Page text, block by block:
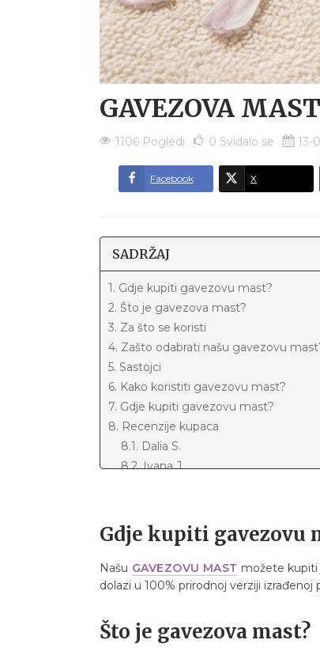
GAVEZOVA MAST
1106 Pogledi 0 Sviđalo se 13-
Facebook X
SADRŽAJ
1. Gdje kupiti gavezovu mast?
2. Što je gavezova mast?
3. Za što se koristi
4. Zašto odabrati našu gavezovu
5. Sastojci
6. Kako koristiti gavezovu mast?
7. Gdje kupiti gavezovu mast?
8. Recenzije kupaca
8.1. Dalia S.
8.2. Ivana J.
8.5. Ozren P.
8.6. Vedran B.
9. FAQ – Česta pitanja
9.1. Koliko košta gavezova mast?
9.3. Rok trajanja?
9.4. Je li sigurna za djecu?
Gdje kupiti gavezovu
Našu GAVEZOVU MAST možete kupiti
dolazi u 100% prirodnoj verziji
Što je gavezova mast?